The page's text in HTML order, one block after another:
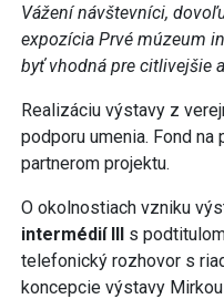
Vážení návštevníci,
expozícia Prvé múzeum
byť vhodná pre citlivejšie
Realizáciu výstavy z
podporu umenia. Fond na
partnerom projektu.
O okolnostiach vzniku
intermédií III s
telefonický rozhovor s
koncepcie výstavy